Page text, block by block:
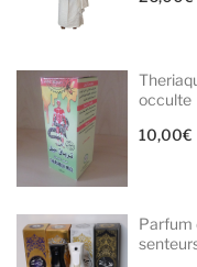
occulte
10,00€
Parfum